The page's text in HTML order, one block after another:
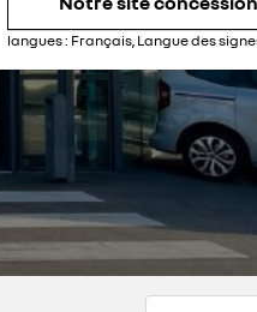
samedi
09:00 -
dimanche
langues : Français, Langue des